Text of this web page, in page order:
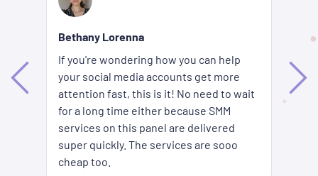
Bethany Lorenna
If you're wondering how you can help
your social media accounts get more
attention fast, this is it! No need to wait
for a long time either because SMM
services on this panel are delivered
super quickly. The services are sooo
cheap too.